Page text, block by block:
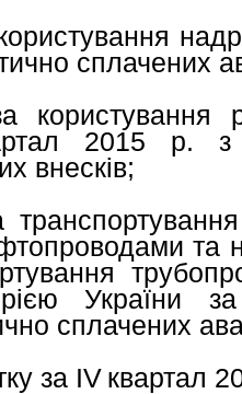
сплачених
користування
2015 р.
внесків;
та
України
сплачених
за ІV квартал